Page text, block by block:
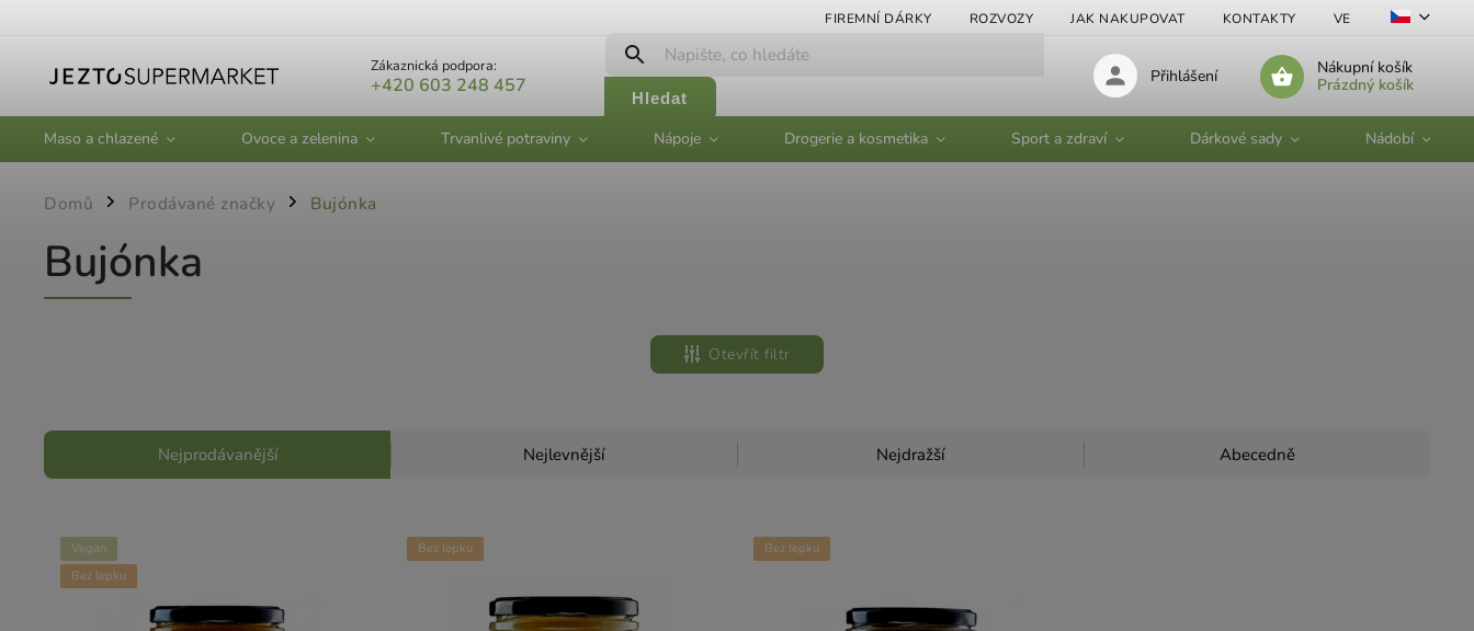
FIREMNÍ DÁRKY ROZVOZY JAK NAKUPOVAT KONTAKTY VELKOOBCHOD
Zákaznická podpora:
+420 603 248 457
Hledat
Nákupní košík
Prázdný košík
Přihlášení
Maso a chlazené Ovoce a zelenina Trvanlivé potraviny Nápoje Drogerie a kosmetika Sport a zdraví Dárkové sady Nádobí
Domů / Prodávané značky / Bujónka
Bujónka
Otevřít filtr
Nejprodávanější Nejlevnější Nejdražší Abecedně
Vegan
Bez lepku
Bez lepku Bez lepku